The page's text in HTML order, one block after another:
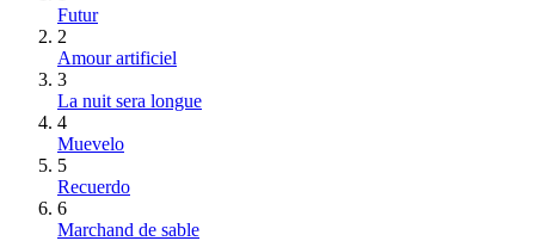
Futur
2
Amour artificiel
3
La nuit sera longue
4
Muevelo
5
Recuerdo
6
Marchand de sable